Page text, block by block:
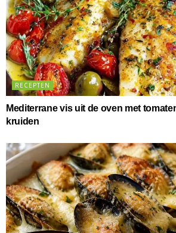
RECEPTEN
Mediterrane vis uit de oven met
kruiden